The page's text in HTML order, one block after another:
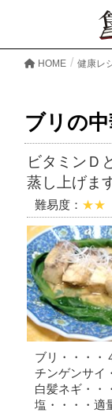
HOME 健康レ
ブリの
ビタミンＤ
蒸し上げま
難易度： ★★
ブリ・・・・
チンゲンサイ
白髪ネギ・・
塩・・・・適